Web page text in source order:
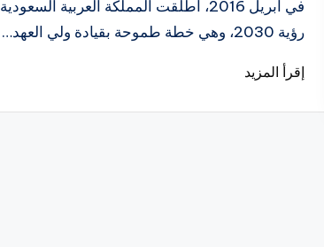
بواسطة
في أبريل 2016، أطلقت المملكة العربية السعودية
رؤية 2030، وهي خطة طموحة بقيادة ولي العهد…
إقرأ المزيد